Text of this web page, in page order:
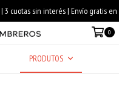
0
PRODUTOS